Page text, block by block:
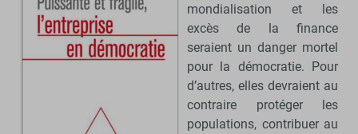
mondialisation et les
excès de la finance
seraient un danger mortel
pour la démocratie. Pour
d’autres, elles devraient au
contraire protéger les
populations, contribuer au